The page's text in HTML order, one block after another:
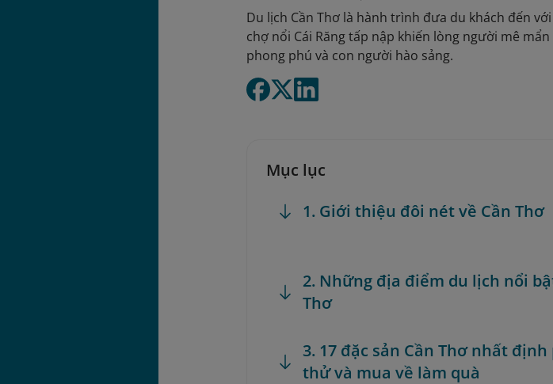
Du lịch Cần Thơ là hành trình đưa du khách đến
chợ nổi Cái Răng tấp nập khiến lòng người mê
phong phú và con người hào sảng.
Mục lục
1. Giới thiệu đôi nét về Cần Thơ
2. Những địa điểm du lịch nổi
Thơ
3. 17 đặc sản Cần Thơ nhất định
thử và mua về làm quà